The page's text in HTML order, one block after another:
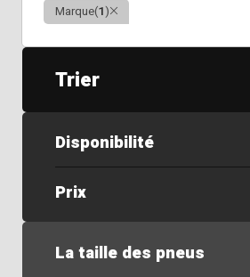
Marque(1)Clair
Trier
Disponibilité
Prix
La taille des pneus